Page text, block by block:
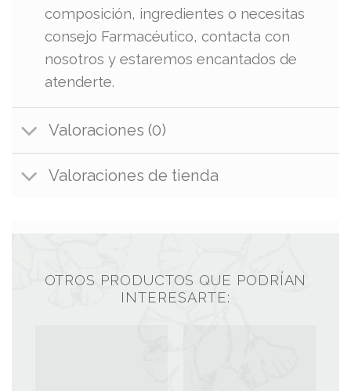
composición, ingredientes o necesitas
consejo Farmacéutico, contacta con
nosotros y estaremos encantados de
atenderte.
Valoraciones (0)
Valoraciones de tienda
OTROS PRODUCTOS QUE PODRÍAN
INTERESARTE: